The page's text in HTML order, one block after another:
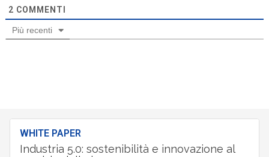
2 COMMENTI
Più recenti
WHITE PAPER
Industria 5.0: sostenibilità e innovazione al